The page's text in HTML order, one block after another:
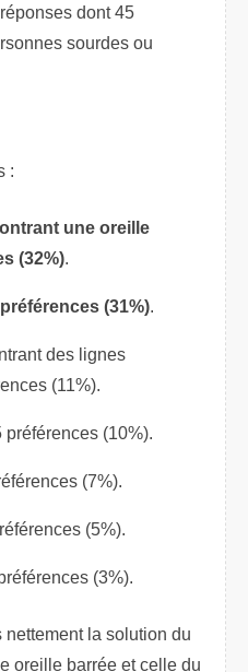
dont 45
sourdes ou
:
une oreille
(32%).
(31%).
des lignes
(11%).
préférences (10%).
(7%).
(5%).
(3%).
nettement la solution du
oreille barrée et celle du